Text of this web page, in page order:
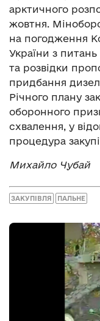
арктичного
жовтня.
на погодження
України з
та розвідки
придбання
Річного плану
оборонного
схвалення, у
процедура
Михайло Чубай
ЗАКУПІВЛЯ ПАЛЬНЕ